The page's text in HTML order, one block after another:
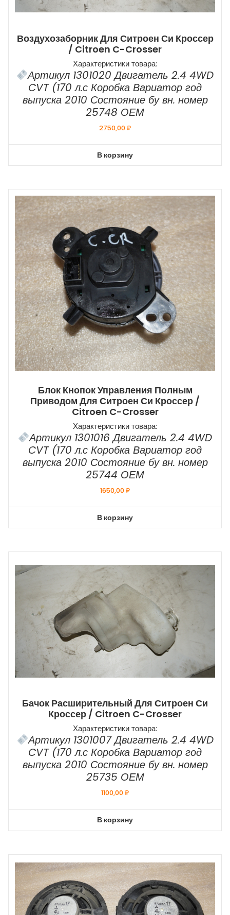
Воздухозаборник Для Ситроен Си Кроссер
/ Citroen C-Crosser
Характеристики товара:
Артикул 1301020 Двигатель 2.4 4WD
CVT (170 л.с Коробка Вариатор год
выпуска 2010 Состояние бу вн. номер
25748 ОЕМ
2750,00₽
В корзину
Блок Кнопок Управления Полным
Приводом Для Ситроен Си Кроссер /
Citroen C-Crosser
Характеристики товара:
Артикул 1301016 Двигатель 2.4 4WD
CVT (170 л.с Коробка Вариатор год
выпуска 2010 Состояние бу вн. номер
25744 ОЕМ
1650,00₽
В корзину
Бачок Расширительный Для Ситроен Си
Кроссер / Citroen C-Crosser
Характеристики товара:
Артикул 1301007 Двигатель 2.4 4WD
CVT (170 л.с Коробка Вариатор год
выпуска 2010 Состояние бу вн. номер
25735 ОЕМ
1100,00₽
В корзину